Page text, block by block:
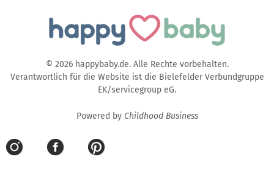
© 2026 happybaby.de. Alle Rechte vorbehalten.
Verantwortlich für die Website ist die Bielefelder Verbundgruppe
EK/servicegroup eG.
Powered by Childhood Business